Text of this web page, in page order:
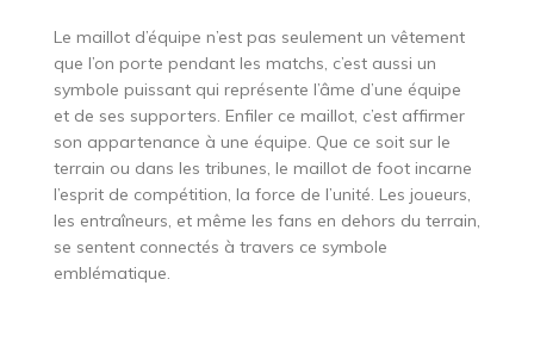
Le maillot d’équipe n’est pas seulement un vêtement
que l’on porte pendant les matchs, c’est aussi un
symbole puissant qui représente l’âme d’une équipe
et de ses supporters. Enfiler ce maillot, c’est affirmer
son appartenance à une équipe. Que ce soit sur le
terrain ou dans les tribunes, le maillot de foot incarne
l’esprit de compétition, la force de l’unité. Les joueurs,
les entraîneurs, et même les fans en dehors du terrain,
se sentent connectés à travers ce symbole
emblématique.